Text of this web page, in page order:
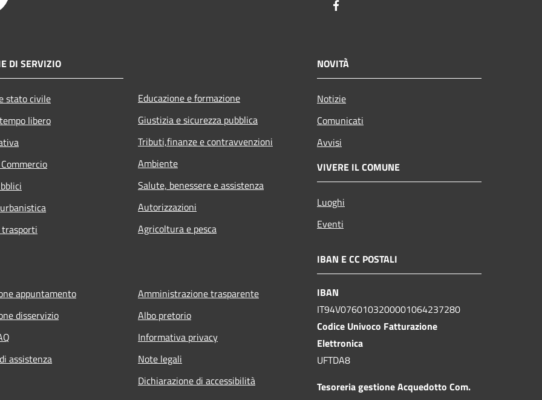
DI SERVIZIO
stato civile
libero
Educazione e formazione
Giustizia e sicurezza pubblica
Tributi,finanze e contravvenzioni
Ambiente
Salute, benessere e assistenza
Autorizzazioni
Agricoltura e pesca
NOVITÀ
Notizie
Comunicati
Avvisi
VIVERE IL COMUNE
Luoghi
Eventi
appuntamento
disservizio
assistenza
Amministrazione trasparente
Albo pretorio
Informativa privacy
Note legali
Dichiarazione di accessibilità
IBAN E CC POSTALI
IBAN
IT94V0760103200001064237280
Codice Univoco Fatturazione
Elettronica
UFTDA8
Tesoreria gestione Acquedotto Com.